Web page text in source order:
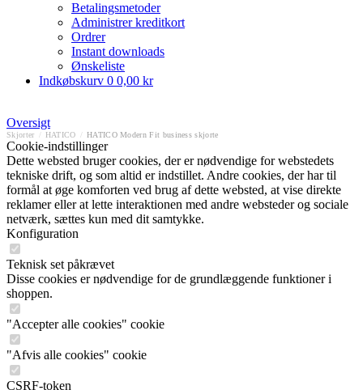
Betalingsmetoder
Administrer kreditkort
Ordrer
Instant downloads
Ønskeliste
Indkøbskurv 0 0,00 kr
Oversigt
Skjorter HATICO HATICO Modern Fit business skjorte
Cookie-indstillinger
Dette websted bruger cookies, der er nødvendige for webstedets
tekniske drift, og som altid er indstillet. Andre cookies, der har til
formål at øge komforten ved brug af dette websted, at vise direkte
reklamer eller at lette interaktionen med andre websteder og sociale
netværk, sættes kun med dit samtykke.
Konfiguration
Teknisk set påkrævet
Disse cookies er nødvendige for de grundlæggende funktioner i
shoppen.
"Accepter alle cookies" cookie
"Afvis alle cookies" cookie
CSRF-token